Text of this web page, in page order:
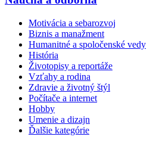
Motivácia a sebarozvoj
Biznis a manažment
Humanitné a spoločenské vedy
História
Životopisy a reportáže
Vzťahy a rodina
Zdravie a životný štýl
Počítače a internet
Hobby
Umenie a dizajn
Ďalšie kategórie